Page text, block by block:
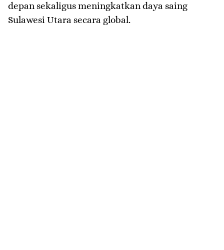
depan sekaligus meningkatkan daya saing
Sulawesi Utara secara global.